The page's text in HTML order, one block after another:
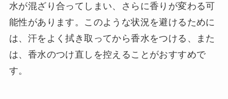
水が混ざり合ってしまい、さらに香りが変わる可
能性があります。このような状況を避けるために
は、汗をよく拭き取ってから香水をつける、また
は、香水のつけ直しを控えることがおすすめで
す。